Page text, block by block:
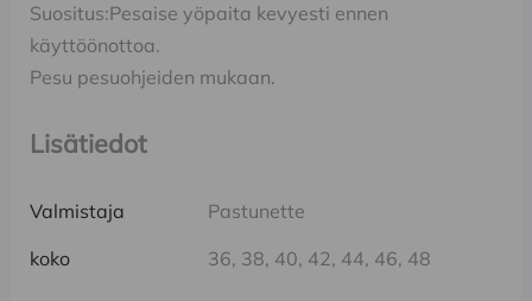
Suositus:Pesaise yöpaita kevyesti ennen
käyttöönottoa.
Pesu pesuohjeiden mukaan.
Lisätiedot
Valmistaja
Pastunette
koko
36, 38, 40, 42, 44, 46, 48